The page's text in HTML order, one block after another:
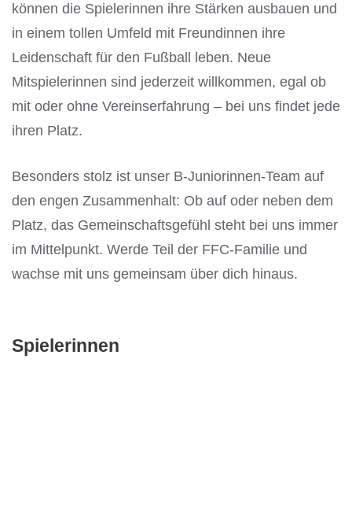
können die Spielerinnen ihre Stärken ausbauen und
in einem tollen Umfeld mit Freundinnen ihre
Leidenschaft für den Fußball leben. Neue
Mitspielerinnen sind jederzeit willkommen, egal ob
mit oder ohne Vereinserfahrung – bei uns findet jede
ihren Platz.
Besonders stolz ist unser B-Juniorinnen-Team auf
den engen Zusammenhalt: Ob auf oder neben dem
Platz, das Gemeinschaftsgefühl steht bei uns immer
im Mittelpunkt. Werde Teil der FFC-Familie und
wachse mit uns gemeinsam über dich hinaus.
Spielerinnen